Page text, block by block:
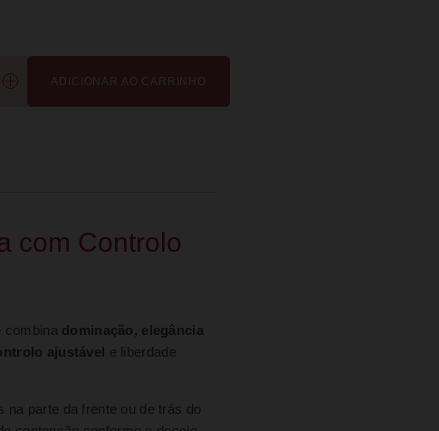
ADICIONAR AO CARRINHO
com Controlo
combina dominação, elegância
ajustável
e liberdade
na parte da frente ou de trás do